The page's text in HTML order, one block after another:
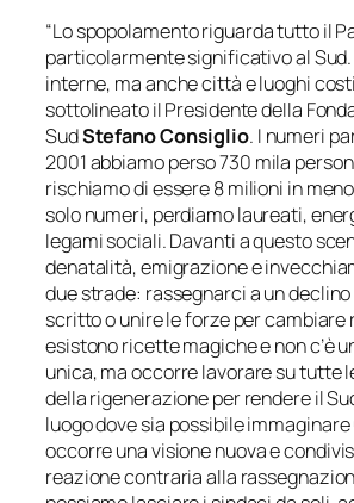
“Lo spopolamento riguarda tutto il
particolarmente significativo al Sud.
interne, ma anche città e luoghi
sottolineato il Presidente della
SudStefano Consiglio. I numeri
2001 abbiamo perso 730 mila
rischiamo di essere 8 milioni in
solo numeri, perdiamo laureati,
legami sociali. Davanti a questo
denatalità, emigrazione e
due strade: rassegnarci a un
scritto o unire le forze per cambiare
esistono ricette magiche e non c’è
unica, ma occorre lavorare su tutte
della rigenerazione per rendere il
luogo dove sia possibile
occorre una visione nuova e
reazione contraria alla